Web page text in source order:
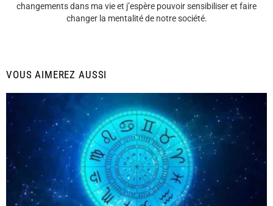
changements dans ma vie et j’espère pouvoir sensibiliser et faire
changer la mentalité de notre société.
VOUS AIMEREZ AUSSI